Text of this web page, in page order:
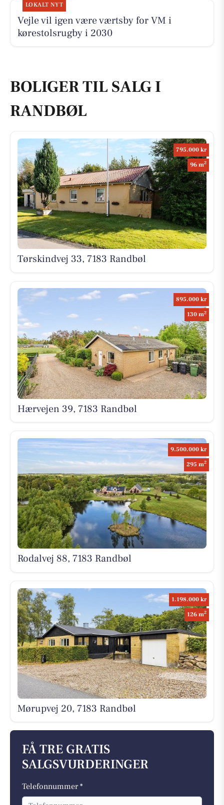
LOKALT NYT
Vejle vil igen være værtsby for VM i
kørestolsrugby i 2030
BOLIGER TIL SALG I
RANDBØL
795.000 kr
96 m2
Tørskindvej 33, 7183 Randbøl
895.000 kr
130 m2
Hærvejen 39, 7183 Randbøl
9.500.000 kr
295 m2
Rodalvej 88, 7183 Randbøl
1.198.000 kr
126 m2
Mørupvej 20, 7183 Randbøl
FÅ TRE GRATIS
SALGSVURDERINGER
Telefonnummer *